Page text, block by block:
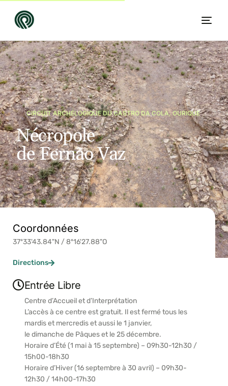
CIRCUIT ARCHÉLOGIQUE DU CASTRO DA COLA, OURIQUE
Nécropole
deFernãoVaz
Coordonnées
37º33'43.84"N / 8º16'27.88"O
Directions
Entrée Libre
Centre d’Accueil et d’Interprétation
L’accès à ce centre est gratuit. Il est fermé tous les
mardis et mercredis et aussi le 1 janvier,
le dimanche de Pâques et le 25 décembre.
Horaire d’Été (1 mai à 15 septembre) – 09h30-12h30 /
15h00-18h30
Horaire d’Hiver (16 septembre à 30 avril) – 09h30-
12h30 / 14h00-17h30
FR